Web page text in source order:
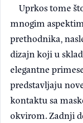
Uprkos tome
mnogim
prethodnika,
dizajn koji u
elegantne
predstavljaju
kontaktu sa
okvirom. Zadnji